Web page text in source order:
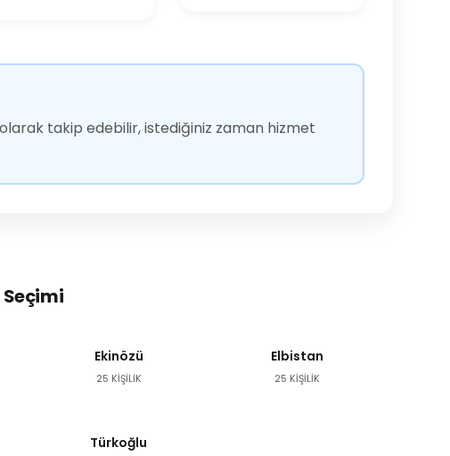
takip edebilir, istediğiniz zaman hizmet
Ekinözü
25 KİŞİLİK
Elbistan
25 KİŞİLİK
Türkoğlu